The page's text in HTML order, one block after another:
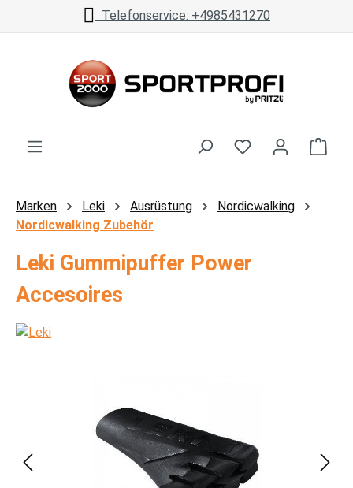
Zum Hauptinhalt springenTelefonservice: +4985431270
Marken Leki Ausrüstung
Nordicwalking
Nordicwalking Zubehör
Leki Gummipuffer Power
Accesoires